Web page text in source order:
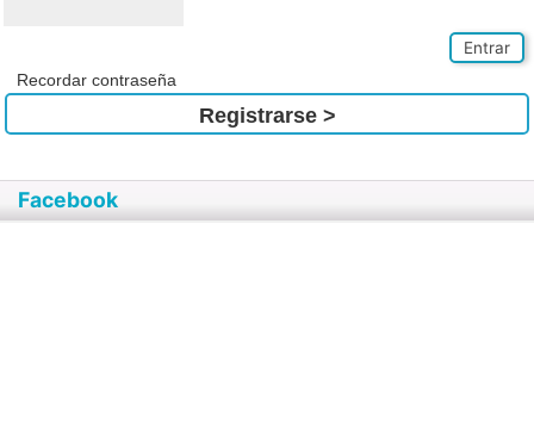
Entrar
Recordar contraseña
Registrarse >
Facebook